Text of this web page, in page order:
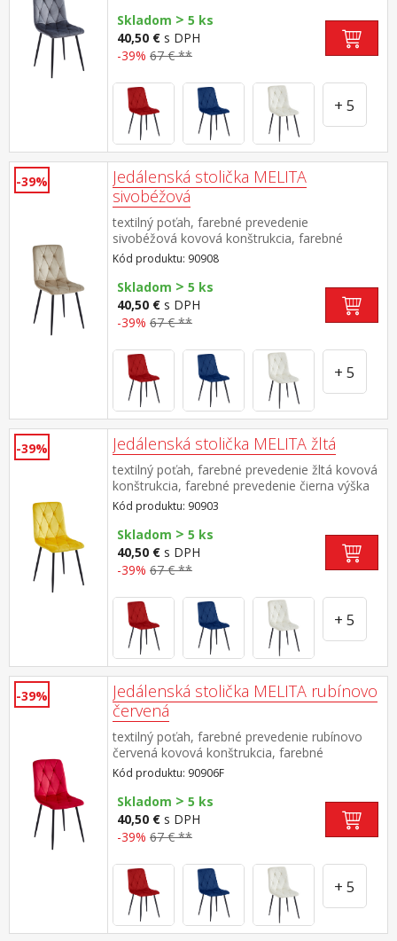
Skladom > 5 ks
40,50 € s DPH
-39% 67 € **
+ 5
-39%
Jedálenská stolička MELITA
sivobéžová
textilný poťah, farebné prevedenie
sivobéžová kovová konštrukcia, farebné
prevedenie čierna výška sedu 50
cm odporúčaná nosnosť do 120 kg
Kód produktu: 90908
Skladom > 5 ks
40,50 € s DPH
-39% 67 € **
+ 5
-39% Jedálenská stolička MELITA žltá
textilný poťah, farebné prevedenie žltá kovová
konštrukcia, farebné prevedenie čierna výška
sedu 50 cm odporúčaná nosnosť do 120 kg
Kód produktu: 90903
Skladom > 5 ks
40,50 € s DPH
-39% 67 € **
+ 5
-39%
Jedálenská stolička MELITA rubínovo
červená
textilný poťah, farebné prevedenie rubínovo
červená kovová konštrukcia, farebné
prevedenie čierna výška sedu 50 cm
odporúčaná nosnosť do 120 kg
Kód produktu: 90906F
Skladom > 5 ks
40,50 € s DPH
-39% 67 € **
+ 5